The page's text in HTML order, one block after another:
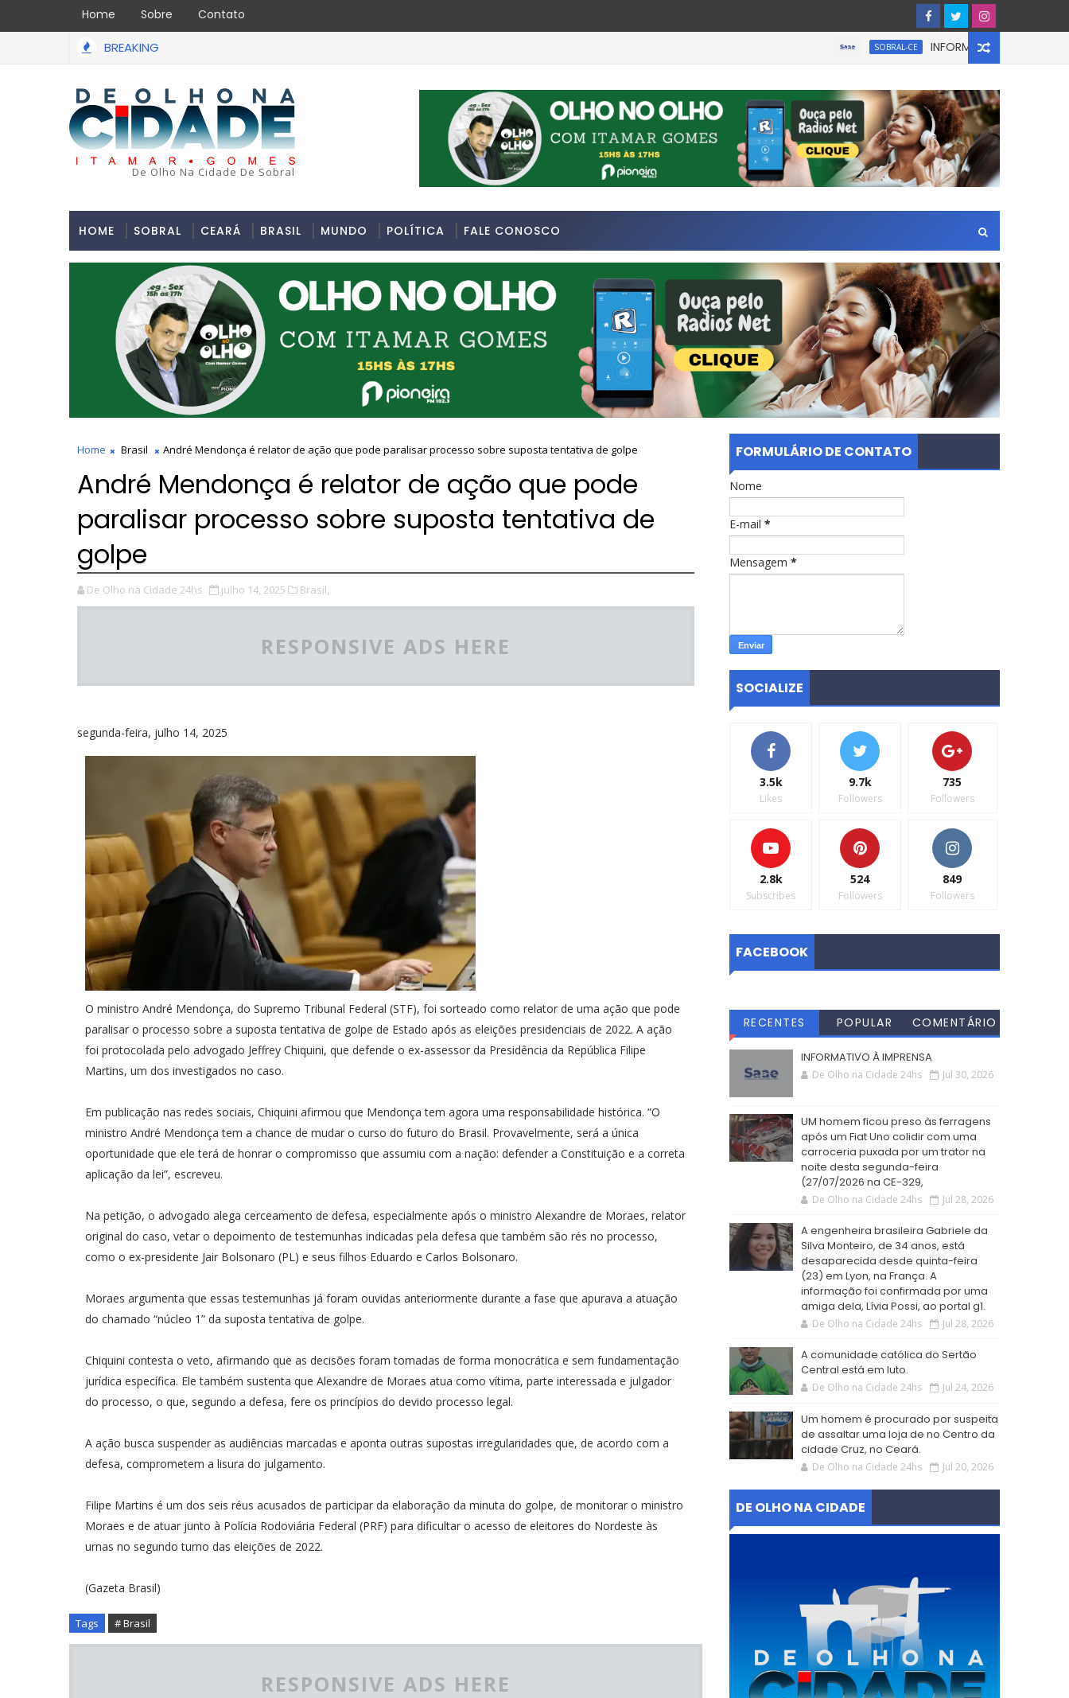
Home Sobre Contato
BREAKING SOBRAL-CE INFORMATIVO À IMPRENSA
De Olho Na Cidade De Sobral
HOME SOBRAL CEARÁ BRASIL MUNDO POLÍTICA FALE CONOSCO
Home Brasil André Mendonça é relator de ação que pode paralisar processo sobre suposta tentativa de golpe
André Mendonça é relator de ação que pode
paralisar processo sobre suposta tentativa de
golpe
De Olho na Cidade 24hs julho 14, 2025 Brasil,
RESPONSIVE ADS HERE
segunda-feira, julho 14, 2025
O ministro André Mendonça, do Supremo Tribunal Federal (STF), foi sorteado como relator de uma ação que pode
paralisar o processo sobre a suposta tentativa de golpe de Estado após as eleições presidenciais de 2022. A ação
foi protocolada pelo advogado Jeffrey Chiquini, que defende o ex-assessor da Presidência da República Filipe
Martins, um dos investigados no caso.
Em publicação nas redes sociais, Chiquini afirmou que Mendonça tem agora uma responsabilidade histórica. “O
ministro André Mendonça tem a chance de mudar o curso do futuro do Brasil. Provavelmente, será a única
oportunidade que ele terá de honrar o compromisso que assumiu com a nação: defender a Constituição e a correta
aplicação da lei”, escreveu.
Na petição, o advogado alega cerceamento de defesa, especialmente após o ministro Alexandre de Moraes, relator
original do caso, vetar o depoimento de testemunhas indicadas pela defesa que também são rés no processo,
como o ex-presidente Jair Bolsonaro (PL) e seus filhos Eduardo e Carlos Bolsonaro.
Moraes argumenta que essas testemunhas já foram ouvidas anteriormente durante a fase que apurava a atuação
do chamado “núcleo 1” da suposta tentativa de golpe.
Chiquini contesta o veto, afirmando que as decisões foram tomadas de forma monocrática e sem fundamentação
jurídica específica. Ele também sustenta que Alexandre de Moraes atua como vítima, parte interessada e julgador
do processo, o que, segundo a defesa, fere os princípios do devido processo legal.
A ação busca suspender as audiências marcadas e aponta outras supostas irregularidades que, de acordo com a
defesa, comprometem a lisura do julgamento.
Filipe Martins é um dos seis réus acusados de participar da elaboração da minuta do golpe, de monitorar o ministro
Moraes e de atuar junto à Polícia Rodoviária Federal (PRF) para dificultar o acesso de eleitores do Nordeste às
urnas no segundo turno das eleições de 2022.
(Gazeta Brasil)
Tags # Brasil
RESPONSIVE ADS HERE
FORMULÁRIO DE CONTATO
Nome
E-mail *
Mensagem *
SOCIALIZE
3.5k
Likes
9.7k
Followers
735
Followers
2.8k
Subscribes
524
Followers
849
Followers
FACEBOOK
RECENTES POPULAR
COMENTÁRIO
INFORMATIVO À IMPRENSA
De Olho na Cidade 24hs Jul 30, 2026
UM homem ficou preso às ferragens
após um Fiat Uno colidir com uma
carroceria puxada por um trator na
noite desta segunda-feira
(27/07/2026 na CE-329,
De Olho na Cidade 24hs Jul 28, 2026
A engenheira brasileira Gabriele da
Silva Monteiro, de 34 anos, está
desaparecida desde quinta-feira
(23) em Lyon, na França. A
informação foi confirmada por uma
amiga dela, Lívia Possi, ao portal g1.
De Olho na Cidade 24hs Jul 28, 2026
A comunidade católica do Sertão
Central está em luto.
De Olho na Cidade 24hs Jul 24, 2026
Um homem é procurado por suspeita
de assaltar uma loja de no Centro da
cidade Cruz, no Ceará.
De Olho na Cidade 24hs Jul 20, 2026
DE OLHO NA CIDADE